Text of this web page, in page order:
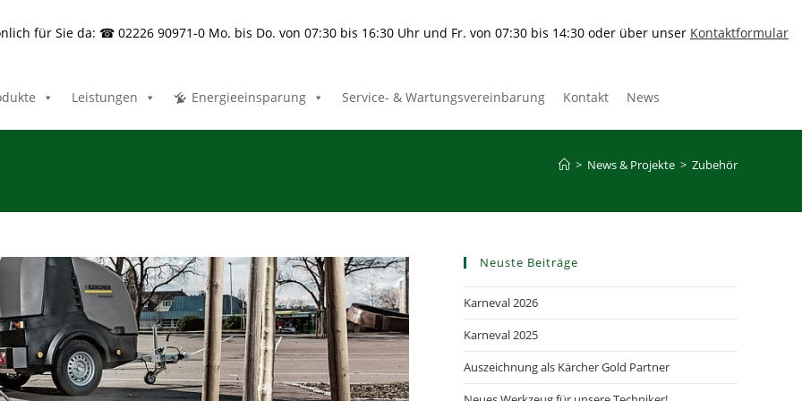
für Sie da: ☎ 02226 90971-0 Mo. bis Do. von 07:30 bis 16:30 Uhr und Fr. von 07:30 bis 14:30 oder über unser Kontaktformular
Leistungen Energieeinsparung Service- & Wartungsvereinbarung Kontakt News
> News & Projekte > Zubehör
Neuste Beiträge
Karneval 2026
Karneval 2025
Auszeichnung als Kärcher Gold Partner